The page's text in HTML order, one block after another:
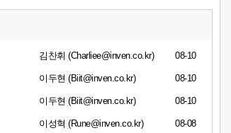
김찬휘 (Charliee@inven.co.kr) 08-10
이두현 (Biit@inven.co.kr) 08-10
이두현 (Biit@inven.co.kr) 08-10
이성혁 (Rune@inven.co.kr) 08-08